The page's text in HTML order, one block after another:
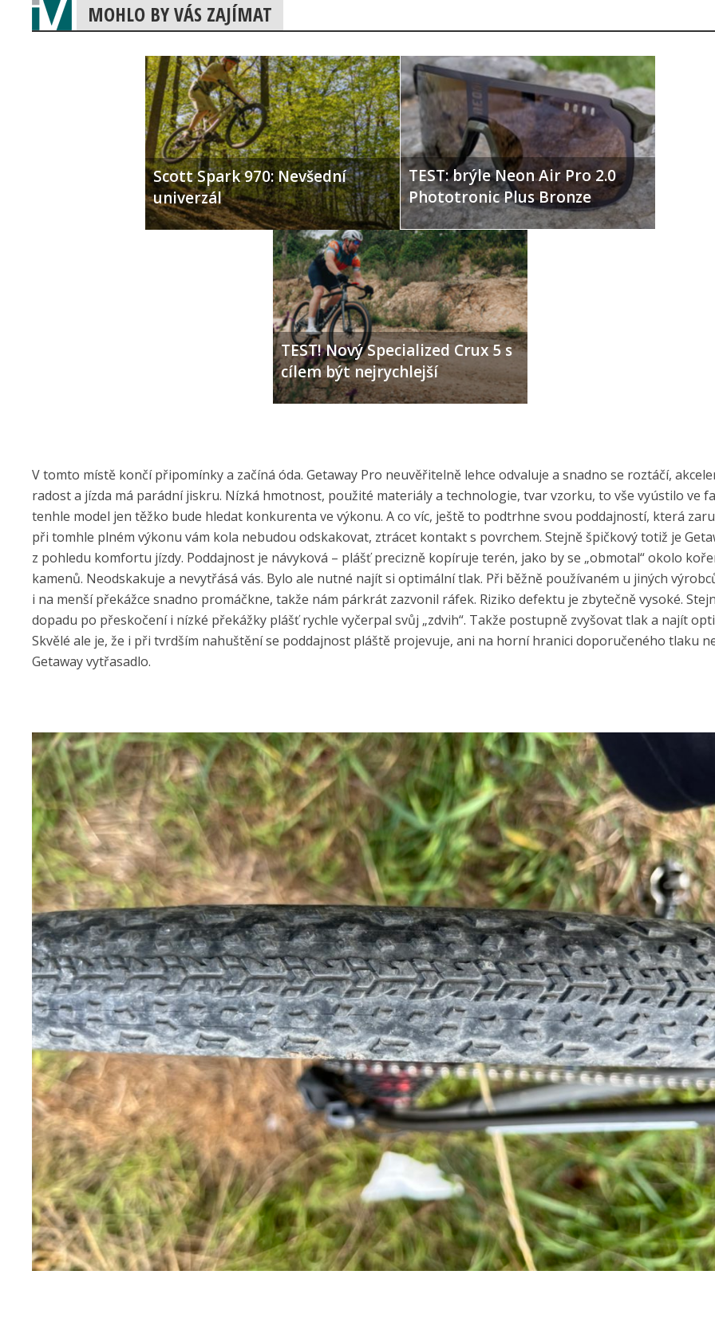
MOHLO BY VÁS ZAJÍMAT
Scott Spark 970: Nevšední
univerzál
TEST: brýle Neon Air Pro 2.0
Phototronic Plus Bronze
TEST! Nový Specialized Crux 5 s
cílem být nejrychlejší
V tomto místě končí připomínky a začíná óda. Getaway Pro neuvěřitelně lehce odvaluje a snadno se roztáčí,
radost a jízda má parádní jiskru. Nízká hmotnost, použité materiály a technologie, tvar vzorku, to vše vyústilo ve
tenhle model jen těžko bude hledat konkurenta ve výkonu. A co víc, ještě to podtrhne svou poddajností, která
při tomhle plném výkonu vám kola nebudou odskakovat, ztrácet kontakt s povrchem. Stejně špičkový totiž je
z pohledu komfortu jízdy. Poddajnost je návyková – plášť precizně kopíruje terén, jako by se „obmotal“ okolo
kamenů. Neodskakuje a nevytřásá vás. Bylo ale nutné najít si optimální tlak. Při běžně používaném u jiných
i na menší překážce snadno promáčkne, takže nám párkrát zazvonil ráfek. Riziko defektu je zbytečně vysoké.
dopadu po přeskočení i nízké překážky plášť rychle vyčerpal svůj „zdvih“. Takže postupně zvyšovat tlak a najít
Skvělé ale je, že i při tvrdším nahuštění se poddajnost pláště projevuje, ani na horní hranici doporučeného tlaku
Getaway vytřasadlo.